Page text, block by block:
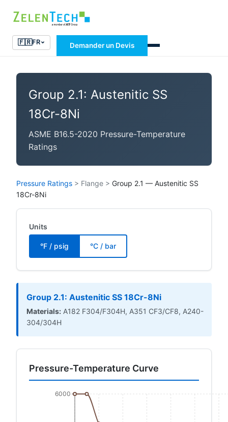
🇫🇷FR Demander un Devis
Group 2.1: Austenitic SS
18Cr-8Ni
ASME B16.5-2020 Pressure-Temperature
Ratings
Pressure Ratings > Flange > Group 2.1 — Austenitic SS
18Cr-8Ni
Units
°F / psig °C / bar
Group 2.1: Austenitic SS 18Cr-8Ni
Materials: A182 F304/F304H, A351 CF3/CF8, A240-
304/304H
Pressure-Temperature Curve
6000